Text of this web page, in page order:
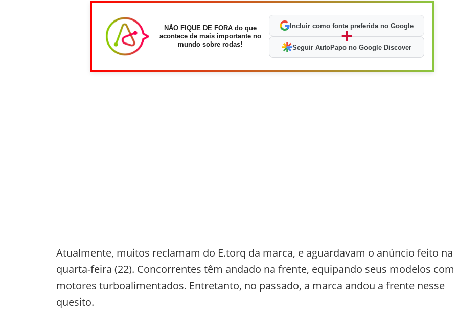
NÃO FIQUE DE FORA do que
acontece de mais importante no
mundo sobre rodas!
Incluir como fonte preferida no Google
+
Seguir AutoPapo no Google Discover
Atualmente, muitos reclamam do E.torq da marca, e aguardavam o anúncio feito na
quarta-feira (22). Concorrentes têm andado na frente, equipando seus modelos com
motores turboalimentados. Entretanto, no passado, a marca andou a frente nesse
quesito.